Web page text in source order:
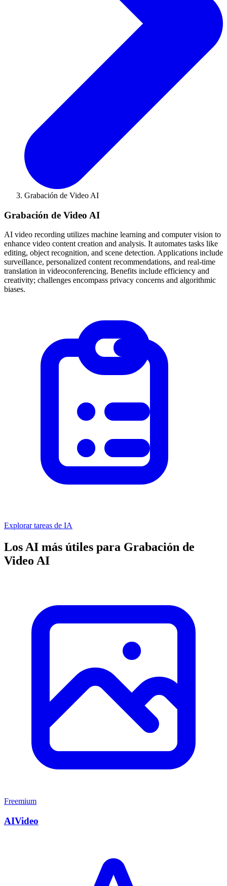
Grabación de Video AI
Grabación de Video AI
AI video recording utilizes machine learning and computer vision to
enhance video content creation and analysis. It automates tasks like
editing, object recognition, and scene detection. Applications include
surveillance, personalized content recommendations, and real-time
translation in videoconferencing. Benefits include efficiency and
creativity; challenges encompass privacy concerns and algorithmic
biases.
Explorar tareas de IA
Los AI más útiles para Grabación de
Video AI
Freemium
AIVideo